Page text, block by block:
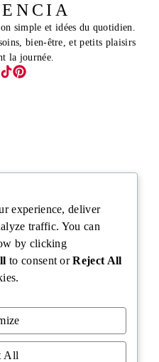
simple et idées du quotidien.
bien-être, et petits plaisirs
la journée.
experience, deliver
traffic. You can
by clicking
to consent orReject All
All